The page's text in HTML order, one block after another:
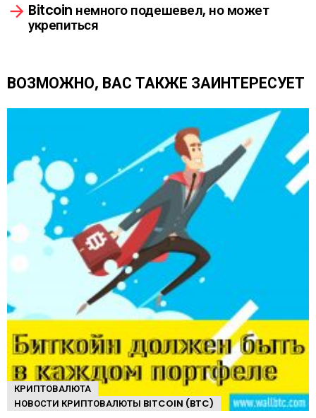
е
щ
Bitcoin немного подешевел, но может
укрепиться
ВОЗМОЖНО, ВАС ТАКЖЕ ЗАИНТЕРЕСУЕТ
КРИПТОВАЛЮТА
НОВОСТИ КРИПТОВАЛЮТЫ BITCOIN (BTC)